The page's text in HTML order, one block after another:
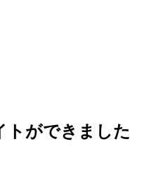
トができました